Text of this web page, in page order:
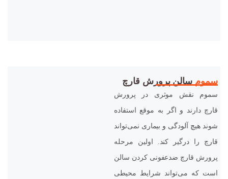
سموم سالن پرورش قارچ
سموم نقش موثری در پرورش
قارچ دارند و اگر به موقع استفاده
شوند هیچ آلودگی و بیماری نمی‌تواند
قارچ را درگیر کند. اولین مرحله
پرورش قارچ ضدعفونی کردن سالن
است که می‌تواند شرایط محیطی